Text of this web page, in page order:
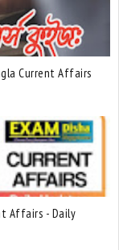
Current Affairs
Affairs - Daily